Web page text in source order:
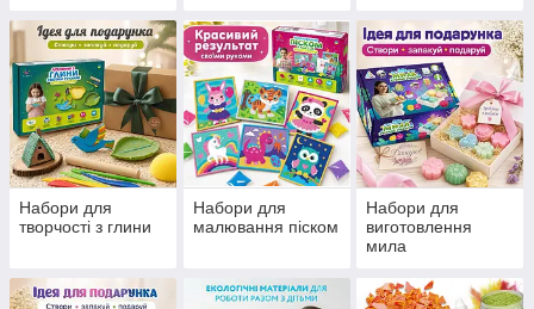
Набори для
творчості з глини
Набори для
малювання піском
Набори для
виготовлення
мила